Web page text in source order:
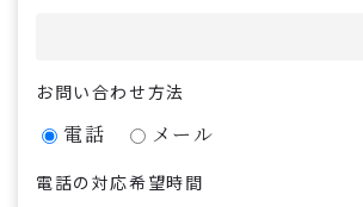
お問い合わせ方法
電話 メール
電話の対応希望時間